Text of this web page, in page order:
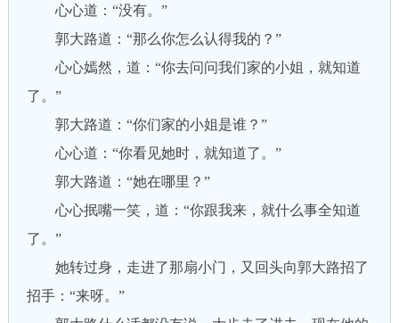
心心道：“没有。”
郭大路道：“那么你怎么认得我的？”
心心嫣然，道：“你去问问我们家的小姐，就知道
了。”
郭大路道：“你们家的小姐是谁？”
心心道：“你看见她时，就知道了。”
郭大路道：“她在哪里？”
心心抿嘴一笑，道：“你跟我来，就什么事全知道
了。”
她转过身，走进了那扇小门，又回头向郭大路招了
招手：“来呀。”